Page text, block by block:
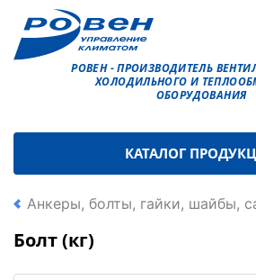
РОВЕН - ПРОИЗВОДИТЕЛЬ
ХОЛОДИЛЬНОГО И
ОБОРУДОВАНИЯ
КАТАЛОГ
Анкеры, болты, гайки, шайбы,
Болт (кг)